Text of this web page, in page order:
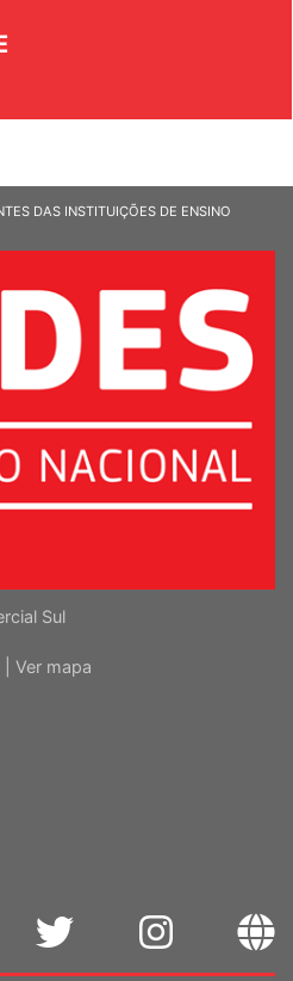
DAS INSTITUIÇÕES DE ENSINO
Sul
Ver mapa